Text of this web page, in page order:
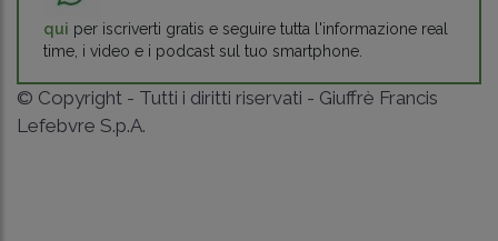
qui per iscriverti gratis e seguire tutta l'informazione real
time, i video e i podcast sul tuo smartphone.
© Copyright - Tutti i diritti riservati - Giuffrè Francis
Lefebvre S.p.A.